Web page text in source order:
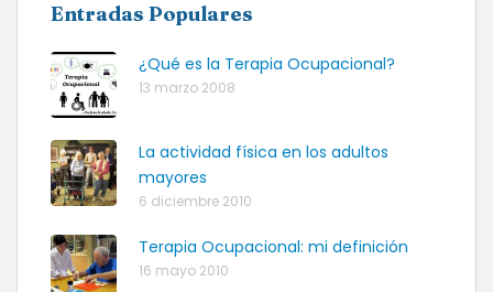
Entradas Populares
¿Qué es la Terapia Ocupacional?
13 marzo 2008
La actividad física en los adultos
mayores
6 diciembre 2010
Terapia Ocupacional: mi definición
16 mayo 2010